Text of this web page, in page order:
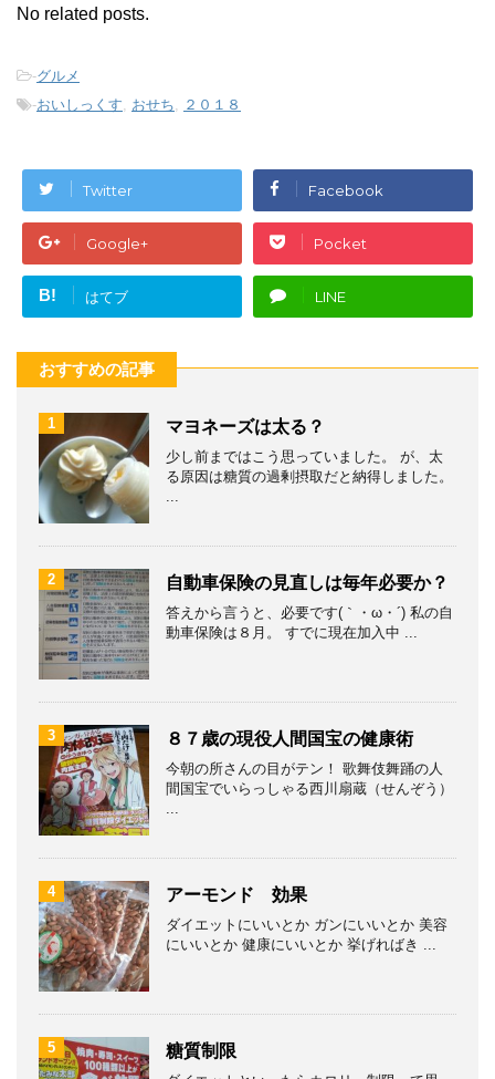
No related posts.
-グルメ
-おいしっくす, おせち, ２０１８
Twitter Facebook
Google+ Pocket
B! はてブ LINE
おすすめの記事
1 マヨネーズは太る？
少し前まではこう思っていました。 が、太
る原因は糖質の過剰摂取だと納得しました。
...
2 自動車保険の見直しは毎年必要か？
答えから言うと、必要です(｀・ω・´) 私の自
動車保険は８月。 すでに現在加入中 ...
3 ８７歳の現役人間国宝の健康術
今朝の所さんの目がテン！ 歌舞伎舞踊の人
間国宝でいらっしゃる西川扇蔵（せんぞう）
...
4 アーモンド 効果
ダイエットにいいとか ガンにいいとか 美容
にいいとか 健康にいいとか 挙げればき ...
5 糖質制限